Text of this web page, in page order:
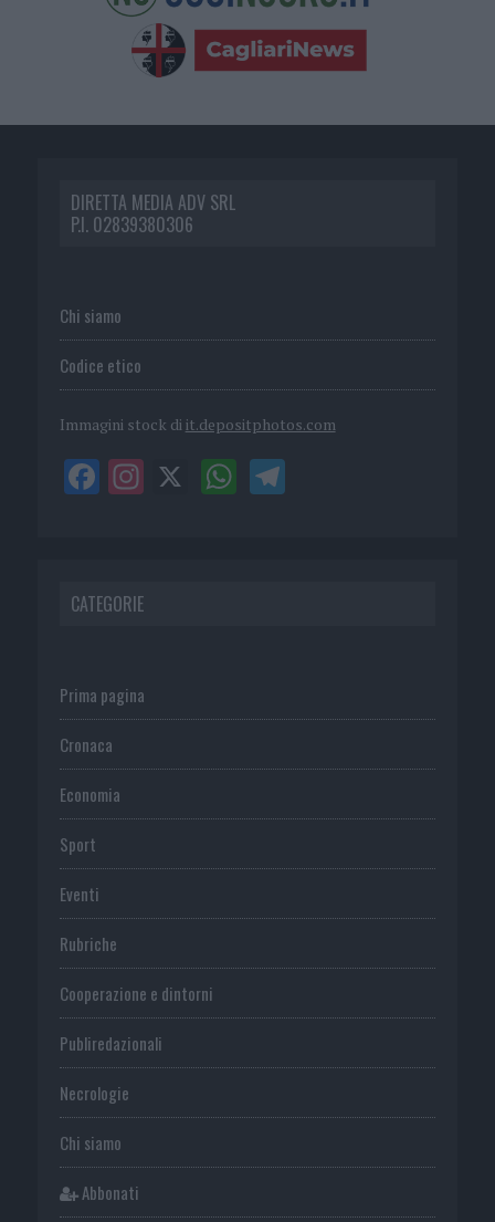
DIRETTA MEDIA ADV SRL
P.I. 02839380306
Chi siamo
Codice etico
Immagini stock di it.depositphotos.com
CATEGORIE
Prima pagina
Cronaca
Economia
Sport
Eventi
Rubriche
Cooperazione e dintorni
Publiredazionali
Necrologie
Chi siamo
Abbonati